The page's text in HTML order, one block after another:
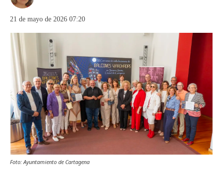
21 de mayo de 2026 07:20
Foto: Ayuntamiento de Cartagena